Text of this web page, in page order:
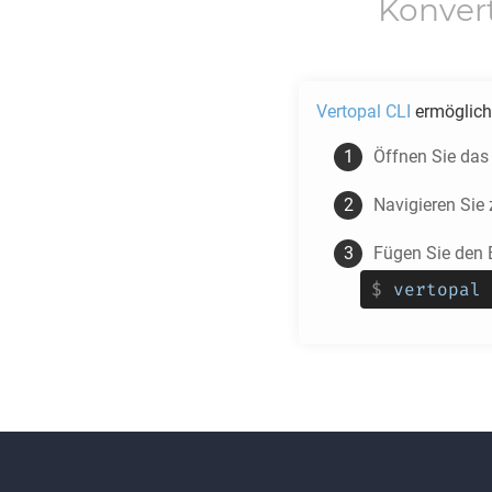
Vertopal CLI
Öffnen Sie
Navigieren
Fügen Sie den
$ vertopal